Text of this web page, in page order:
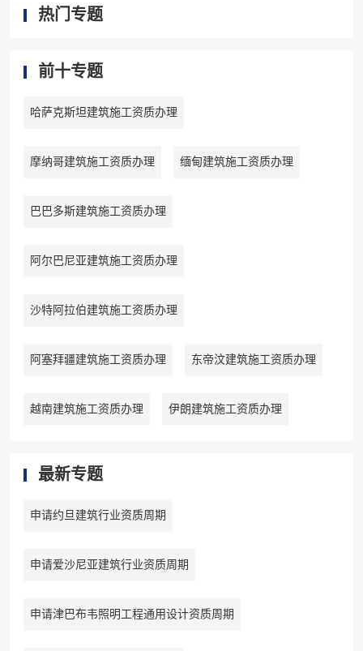
热门专题
前十专题
哈萨克斯坦建筑施工资质办理
摩纳哥建筑施工资质办理 缅甸建筑施工资质办理
巴巴多斯建筑施工资质办理
阿尔巴尼亚建筑施工资质办理
沙特阿拉伯建筑施工资质办理
阿塞拜疆建筑施工资质办理 东帝汶建筑施工资质办理
越南建筑施工资质办理 伊朗建筑施工资质办理
最新专题
申请约旦建筑行业资质周期
申请爱沙尼亚建筑行业资质周期
申请津巴布韦照明工程通用设计资质周期